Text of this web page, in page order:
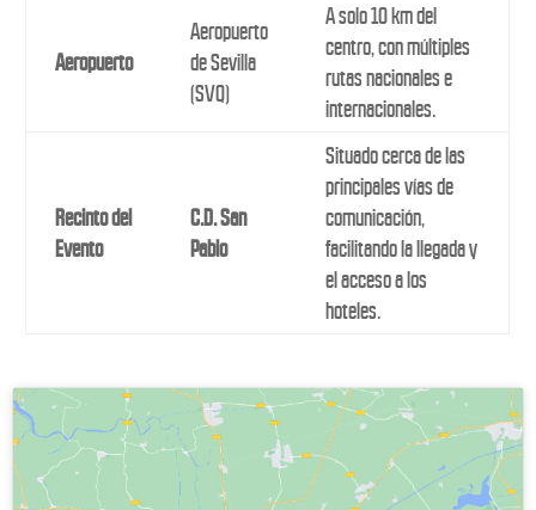
Aeropuerto
Aeropuerto
de Sevilla
(SVQ)
A solo 10 km del
centro, con múltiples
rutas nacionales e
internacionales.
Recinto del
Evento
C.D. San
Pablo
Situado cerca de las
principales vías de
comunicación,
facilitando la llegada y
el acceso a los
hoteles.